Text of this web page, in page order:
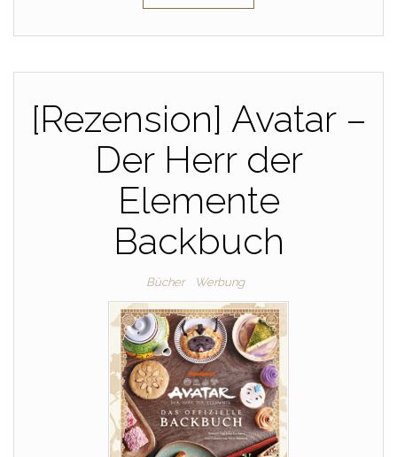
[Rezension] Avatar –
Der Herr der
Elemente
Backbuch
Bücher Werbung